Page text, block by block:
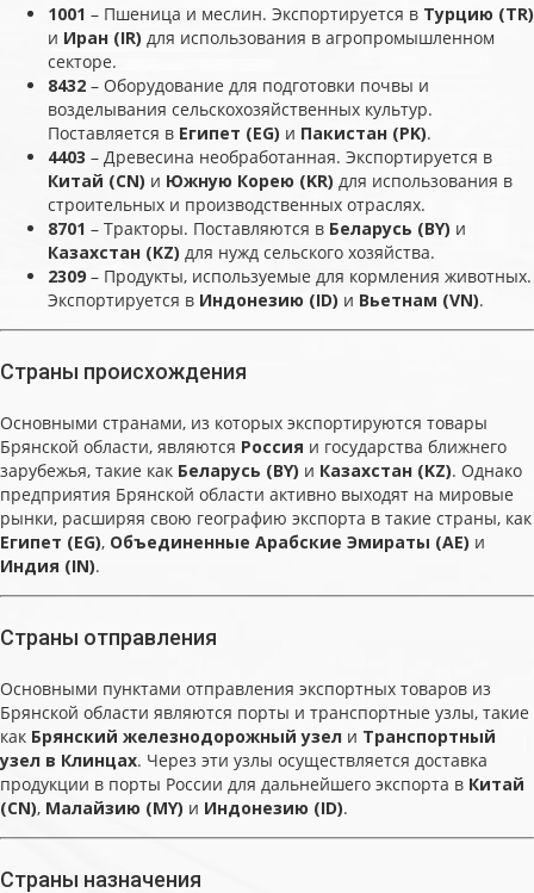
1001 – Пшеница и меслин. Экспортируется в Турцию (TR)
и Иран (IR) для использования в агропромышленном
секторе.
8432 – Оборудование для подготовки почвы и
возделывания сельскохозяйственных культур.
Поставляется в Египет (EG) и Пакистан (PK).
4403 – Древесина необработанная. Экспортируется в
Китай (CN) и Южную Корею (KR) для использования в
строительных и производственных отраслях.
8701 – Тракторы. Поставляются в Беларусь (BY) и
Казахстан (KZ) для нужд сельского хозяйства.
2309 – Продукты, используемые для кормления животных.
Экспортируется в Индонезию (ID) и Вьетнам (VN).
Страны происхождения
Основными странами, из которых экспортируются товары
Брянской области, являются Россия и государства ближнего
зарубежья, такие как Беларусь (BY) и Казахстан (KZ). Однако
предприятия Брянской области активно выходят на мировые
рынки, расширяя свою географию экспорта в такие страны, как
Египет (EG), Объединенные Арабские Эмираты (AE) и
Индия (IN).
Страны отправления
Основными пунктами отправления экспортных товаров из
Брянской области являются порты и транспортные узлы, такие
как Брянский железнодорожный узел и Транспортный
узел в Клинцах. Через эти узлы осуществляется доставка
продукции в порты России для дальнейшего экспорта в Китай
(CN), Малайзию (MY) и Индонезию (ID).
Страны назначения